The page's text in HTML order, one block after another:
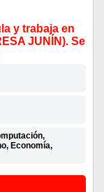
y trabaja en
JUNÍN). Se
Economía,